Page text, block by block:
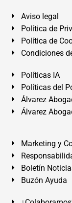
Aviso legal
Política de
Política de
Condiciones
Políticas IA
Políticas del
Álvarez
Álvarez
Marketing y
Boletín
Buzón Ayuda